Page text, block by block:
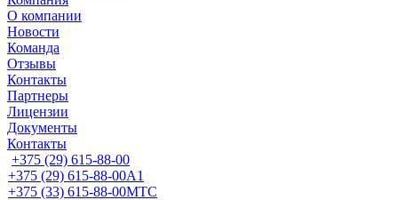
О компании
Новости
Команда
Отзывы
Контакты
Партнеры
Лицензии
Документы
Контакты
+375 (29) 615-88-00
+375 (29) 615-88-00A1
+375 (33) 615-88-00МТС